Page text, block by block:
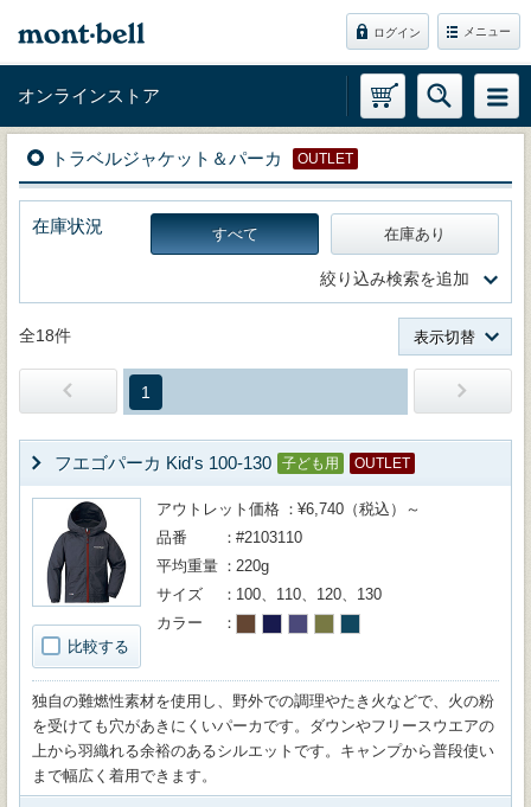
ログイン メニュー
オンラインストア
トラベルジャケット＆パーカ OUTLET
在庫状況 すべて 在庫あり
絞り込み検索を追加
全18件 表示切替
1
フエゴパーカ Kid's 100-130 子ども用 OUTLET
比較する
アウトレット価格
¥6,740（税込）～
品番
#2103110
平均重量
220g
サイズ
100、110、120、130
カラー
独自の難燃性素材を使用し、野外での調理やたき火などで、火の粉
を受けても穴があきにくいパーカです。ダウンやフリースウエアの
上から羽織れる余裕のあるシルエットです。キャンプから普段使い
まで幅広く着用できます。